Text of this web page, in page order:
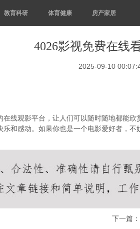
教育科研 体育健康 房产家居
4026影视免费在线
2025-09-10
线观影平台，让人们可以随时随地都能
和感动。如果你也是一个电影爱好者，
下一篇：